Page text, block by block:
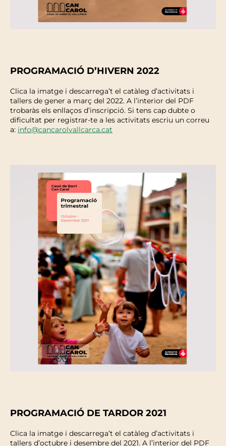
PROGRAMACIÓ D’HIVERN 2022
Clica la imatge i descarrega’t el catàleg d’activitats i
tallers de gener a març del 2022. A l’interior del PDF
trobaràs els enllaços d’inscripció. Si tens cap dubte o
dificultat per registrar-te a les activitats escriu un correu
a: info@cancarolvallcarca.cat
PROGRAMACIÓ DE TARDOR 2021
Clica la imatge i descarrega’t el catàleg d’activitats i
tallers d’octubre i desembre del 2021. A l’interior del PDF